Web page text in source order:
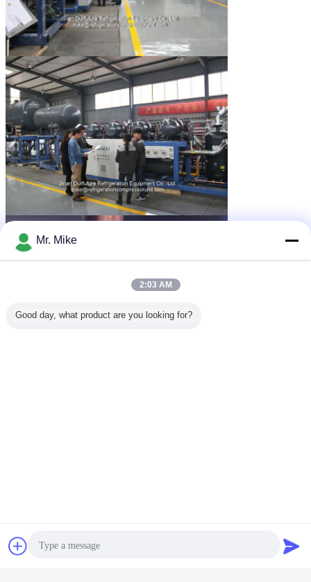
Plaudern
Mr. Mike
2:03 AM
Good day, what product are you looking for?